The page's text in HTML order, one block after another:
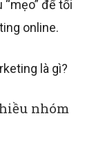
để tối
online.
là gì?
nhóm